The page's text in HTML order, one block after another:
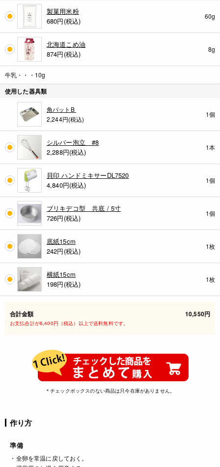
製菓用米粉
680円(税込)
60g
北海道こめ油
874円(税込)
8g
牛乳・・・10g
使用した器具類
角バットB
2,244円(税込)
1個
シルバー泡立 #8
2,288円(税込)
1本
貝印 ハンドミキサーDL7520
4,840円(税込)
1個
ブリキデコ型 共底 / 5寸
726円(税込)
1個
底紙15cm
242円(税込)
1枚
横紙15cm
198円(税込)
1枚
合計金額 10,550円
お支払合計が6,400円（税込）以上で送料無料です。
＊チェックボックスのない商品は只今在庫がありません。
作り方
準備
・全卵を常温に戻しておく。